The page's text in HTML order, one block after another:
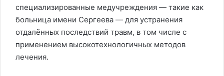
специализированные медучреждения — такие как
больница имени Сергеева — для устранения
отдалённых последствий травм, в том числе с
применением высокотехнологичных методов
лечения.